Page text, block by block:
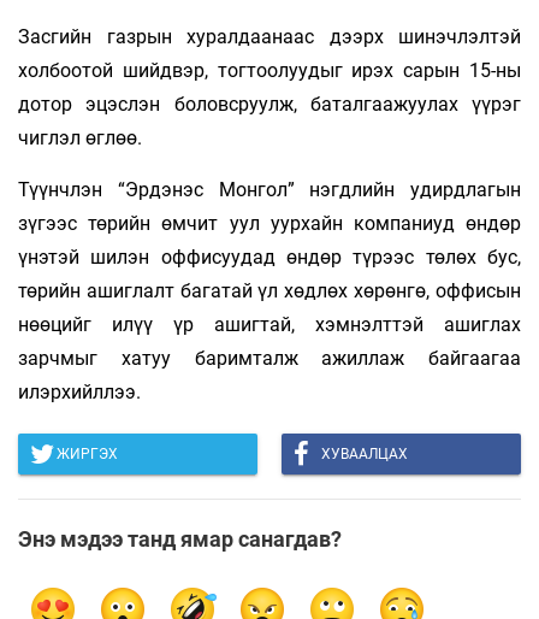
Засгийн газрын хуралдаанаас дээрх шинэчлэлтэй
холбоотой шийдвэр, тогтоолуудыг ирэх сарын 15-ны
дотор эцэслэн боловсруулж, баталгаажуулах үүрэг
чиглэл өглөө.
Түүнчлэн “Эрдэнэс Монгол” нэгдлийн удирдлагын
зүгээс төрийн өмчит уул уурхайн компаниуд өндөр
үнэтэй шилэн оффисуудад өндөр түрээс төлөх бус,
төрийн ашиглалт багатай үл хөдлөх хөрөнгө, оффисын
нөөцийг илүү үр ашигтай, хэмнэлттэй ашиглах
зарчмыг хатуу баримталж ажиллаж байгаагаа
илэрхийллээ.
ЖИРГЭХ ХУВААЛЦАХ
Энэ мэдээ танд ямар санагдав?